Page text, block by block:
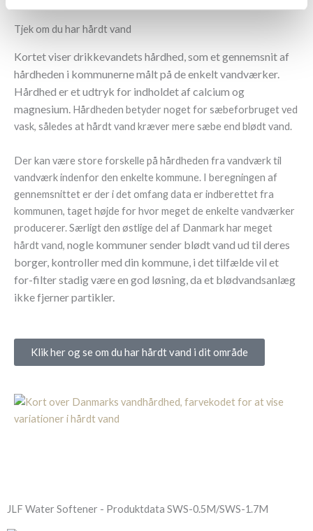
Tjek om du har hårdt vand
Kortet viser drikkevandets hårdhed, som et gennemsnit af
hårdheden i kommunerne målt på de enkelt vandværker.
Hårdhed er et udtryk for indholdet af calcium og
magnesium. Hårdheden betyder noget for sæbeforbruget ved
vask, således at hårdt vand kræver mere sæbe end blødt vand.
Der kan være store forskelle på hårdheden fra vandværk til
vandværk indenfor den enkelte kommune. I beregningen af
gennemsnittet er der i det omfang data er indberettet fra
kommunen, taget højde for hvor meget de enkelte vandværker
producerer. Særligt den østlige del af Danmark har meget
hårdt vand, nogle kommuner sender blødt vand ud til deres
borger, kontroller med din kommune, i det tilfælde vil et
for-filter stadig være en god løsning, da et blødvandsanlæg
ikke fjerner partikler.
Klik her og se om du har hårdt vand i dit område
JLF Water Softener - Produktdata SWS-0.5M/SWS-1.7M